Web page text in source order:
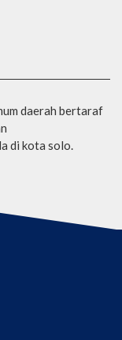
daerah bertaraf
di kota solo.